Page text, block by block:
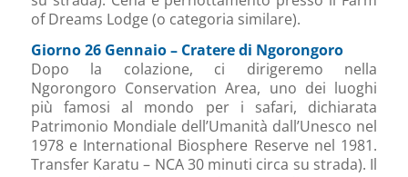
of Dreams Lodge (o categoria similare).
Giorno 26 Gennaio – Cratere di Ngorongoro
Dopo la colazione, ci dirigeremo nella
Ngorongoro Conservation Area, uno dei luoghi
più famosi al mondo per i safari, dichiarata
Patrimonio Mondiale dell’Umanità dall’Unesco nel
1978 e International Biosphere Reserve nel 1981.
Transfer Karatu – NCA 30 minuti circa su strada). Il